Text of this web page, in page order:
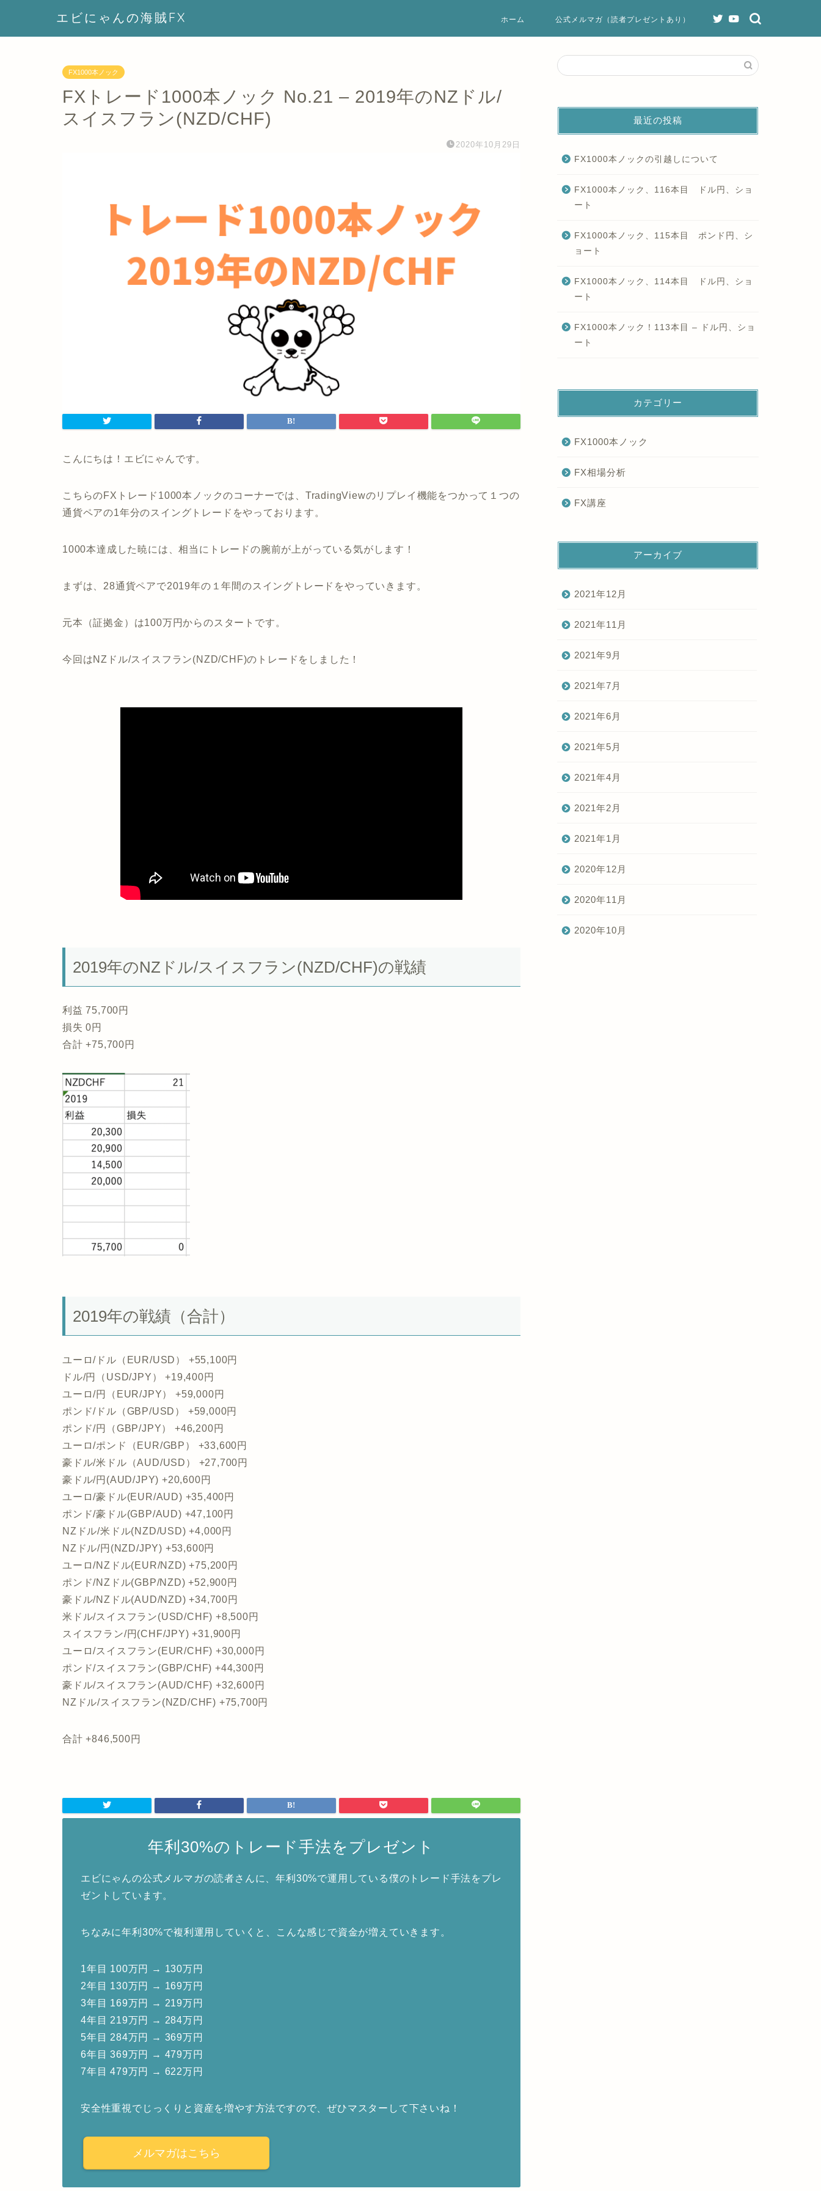
エビにゃんの海賊FX ホーム 公式メルマガ（読者プレゼントあり）
FX1000本ノック
FXトレード1000本ノック No.21 – 2019年のNZドル/
スイスフラン(NZD/CHF)
2020年10月29日
こんにちは！エビにゃんです。
こちらのFXトレード1000本ノックのコーナーでは、TradingViewのリプレイ機能をつかって１つの
通貨ペアの1年分のスイングトレードをやっております。
1000本達成した暁には、相当にトレードの腕前が上がっている気がします！
まずは、28通貨ペアで2019年の１年間のスイングトレードをやっていきます。
元本（証拠金）は100万円からのスタートです。
今回はNZドル/スイスフラン(NZD/CHF)のトレードをしました！
2019年のNZドル/スイスフラン(NZD/CHF)の戦績
利益 75,700円
損失 0円
合計 +75,700円
2019年の戦績（合計）
ユーロ/ドル（EUR/USD） +55,100円
ドル/円（USD/JPY） +19,400円
ユーロ/円（EUR/JPY） +59,000円
ポンド/ドル（GBP/USD） +59,000円
ポンド/円（GBP/JPY） +46,200円
ユーロ/ポンド（EUR/GBP） +33,600円
豪ドル/米ドル（AUD/USD） +27,700円
豪ドル/円(AUD/JPY) +20,600円
ユーロ/豪ドル(EUR/AUD) +35,400円
ポンド/豪ドル(GBP/AUD) +47,100円
NZドル/米ドル(NZD/USD) +4,000円
NZドル/円(NZD/JPY) +53,600円
ユーロ/NZドル(EUR/NZD) +75,200円
ポンド/NZドル(GBP/NZD) +52,900円
豪ドル/NZドル(AUD/NZD) +34,700円
米ドル/スイスフラン(USD/CHF) +8,500円
スイスフラン/円(CHF/JPY) +31,900円
ユーロ/スイスフラン(EUR/CHF) +30,000円
ポンド/スイスフラン(GBP/CHF) +44,300円
豪ドル/スイスフラン(AUD/CHF) +32,600円
NZドル/スイスフラン(NZD/CHF) +75,700円
合計 +846,500円
年利30%のトレード手法をプレゼント
エビにゃんの公式メルマガの読者さんに、年利30%で運用している僕のトレード手法をプレ
ゼントしています。
ちなみに年利30%で複利運用していくと、こんな感じで資金が増えていきます。
1年目 100万円 → 130万円
2年目 130万円 → 169万円
3年目 169万円 → 219万円
4年目 219万円 → 284万円
5年目 284万円 → 369万円
6年目 369万円 → 479万円
7年目 479万円 → 622万円
安全性重視でじっくりと資産を増やす方法ですので、ぜひマスターして下さいね！
メルマガはこちら
最近の投稿
FX1000本ノックの引越しについて
FX1000本ノック、116本目 ドル円、ショ
ート
FX1000本ノック、115本目 ポンド円、シ
ョート
FX1000本ノック、114本目 ドル円、ショ
ート
FX1000本ノック！113本目 – ドル円、ショ
ート
カテゴリー
FX1000本ノック
FX相場分析
FX講座
アーカイブ
2021年12月
2021年11月
2021年9月
2021年7月
2021年6月
2021年5月
2021年4月
2021年2月
2021年1月
2020年12月
2020年11月
2020年10月